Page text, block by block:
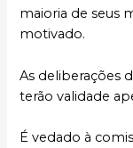
maioria de seus
motivado.
As deliberações
terão validade
É vedado à